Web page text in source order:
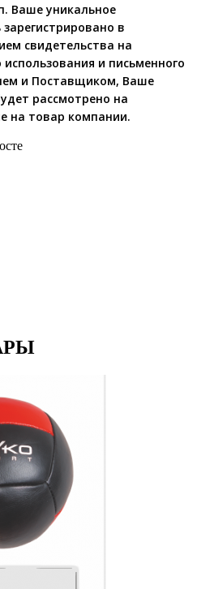
Ваше уникальное
в
свидетельства на
и письменного
и Поставщиком, Ваше
рассмотрено на
на товар компании.